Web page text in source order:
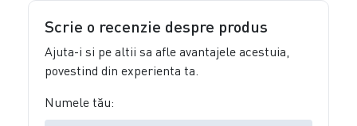
Scrie o recenzie despre produs
Ajuta-i si pe altii sa afle avantajele acestuia,
povestind din experienta ta.
Numele tău: